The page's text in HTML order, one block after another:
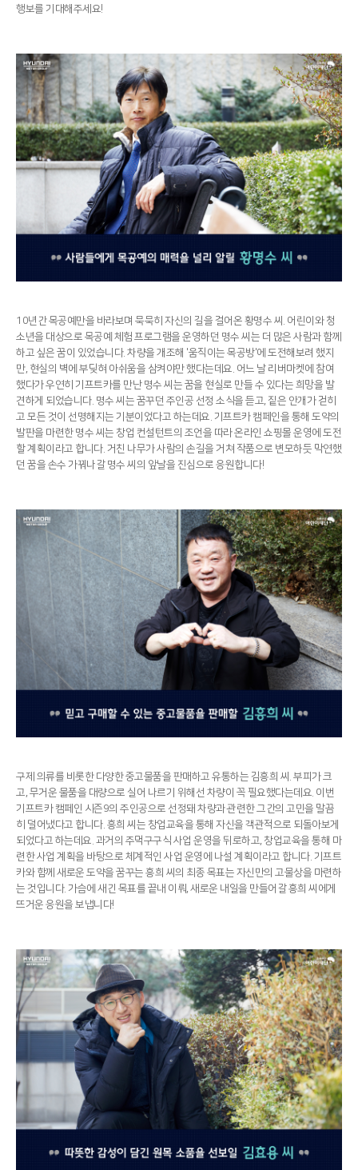
행보를 기대해주세요!
10년간 목공예만을 바라보며 묵묵히 자신의 길을 걸어온 황명수 씨. 어린이와 청
소년을 대상으로 목공예 체험 프로그램을 운영하던 명수 씨는 더 많은 사람과 함께
하고 싶은 꿈이 있었습니다. 차량을 개조해 '움직이는 목공방'에 도전해보려 했지
만, 현실의 벽에 부딪혀 아쉬움을 삼켜야만 했다는데요. 어느 날 리버마켓에 참여
했다가 우연히 기프트카를 만난 명수 씨는 꿈을 현실로 만들 수 있다는 희망을 발
견하게 되었습니다. 명수 씨는 꿈꾸던 주인공 선정 소식을 듣고, 짙은 안개가 걷히
고 모든 것이 선명해지는 기분이었다고 하는데요. 기프트카 캠페인을 통해 도약의
발판을 마련한 명수 씨는 창업 컨설턴트의 조언을 따라 온라인 쇼핑몰 운영에 도전
할 계획이라고 합니다. 거친 나무가 사람의 손길을 거쳐 작품으로 변모하듯 막연했
던 꿈을 손수 가꿔나갈 명수 씨의 앞날을 진심으로 응원합니다!
구제 의류를 비롯한 다양한 중고물품을 판매하고 유통하는 김흥희 씨. 부피가 크
고, 무거운 물품을 대량으로 실어 나르기 위해선 차량이 꼭 필요했다는데요. 이번
기프트카 캠페인 시즌9의 주인공으로 선정돼 차량과 관련한 그간의 고민을 말끔
히 덜어냈다고 합니다. 흥희 씨는 창업교육을 통해 자신을 객관적으로 되돌아보게
되었다고 하는데요. 과거의 주먹구구식 사업 운영을 뒤로하고, 창업교육을 통해 마
련한 사업 계획을 바탕으로 체계적인 사업 운영에 나설 계획이라고 합니다. 기프트
카와 함께 새로운 도약을 꿈꾸는 흥희 씨의 최종 목표는 자신만의 고물상을 마련하
는 것입니다. 가슴에 새긴 목표를 끝내 이뤄, 새로운 내일을 만들어갈 흥희 씨에게
뜨거운 응원을 보냅니다!